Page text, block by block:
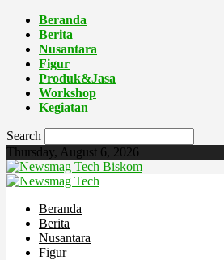
Beranda
Berita
Nusantara
Figur
Produk&Jasa
Workshop
Kegiatan
Search
Thursday, August 6, 2026
Biskom
Beranda
Berita
Nusantara
Figur